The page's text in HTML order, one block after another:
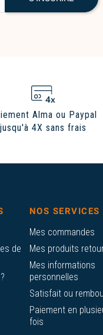
Alma ou Paypal
jusqu'à 4X sans frais
de
NOS SERVICES
Mes commandes
Mes produits
Mes informations
personnelles
Satisfait ou
Paiement en
fois